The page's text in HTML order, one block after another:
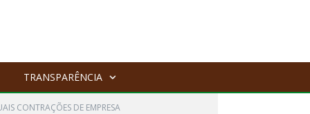
TRANSPARÊNCIA
CONTRAÇÕES DE EMPRESA